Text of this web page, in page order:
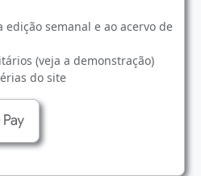
edição semanal e ao acervo de
(veja a demonstração)
do site